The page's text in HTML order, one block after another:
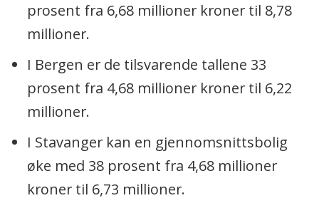
prosent fra 6,68 millioner kroner til 8,78
millioner.
I Bergen er de tilsvarende tallene 33
prosent fra 4,68 millioner kroner til 6,22
millioner.
I Stavanger kan en gjennomsnittsbolig
øke med 38 prosent fra 4,68 millioner
kroner til 6,73 millioner.